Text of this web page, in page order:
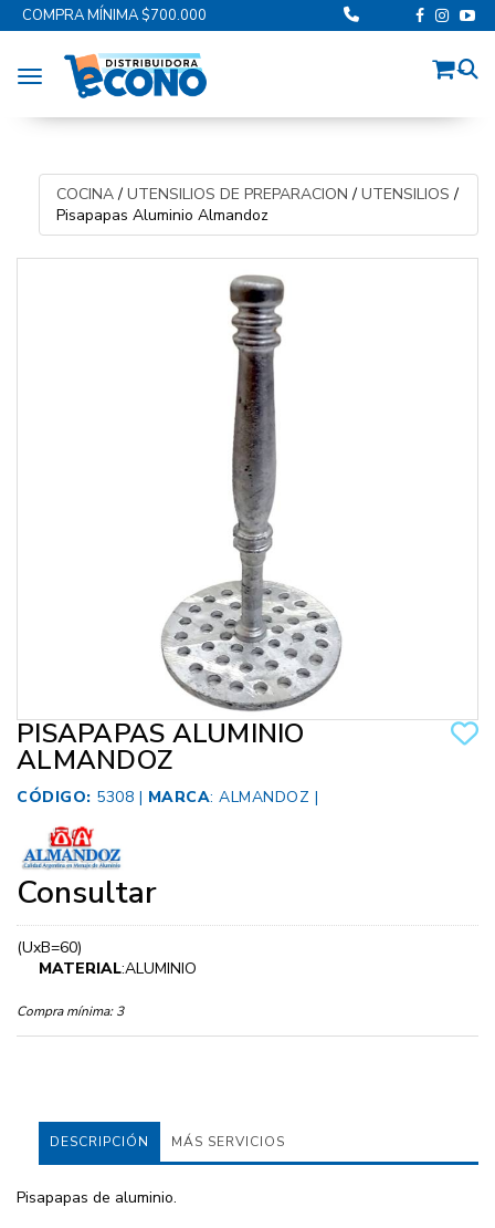
COMPRA MÍNIMA $700.000
Toggle navigation
COCINA/ UTENSILIOS DE PREPARACION / UTENSILIOS /
Pisapapas Aluminio Almandoz
PISAPAPAS ALUMINIO
ALMANDOZ
CÓDIGO: 5308 | MARCA: ALMANDOZ |
Consultar
(UxB=60)
MATERIAL:ALUMINIO
Compra mínima: 3
DESCRIPCIÓN MÁS SERVICIOS
Pisapapas de aluminio.